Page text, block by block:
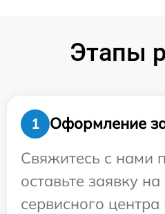
Этапы
1
Оформление
Свяжитесь с нами
оставьте заявку на
сервисного центра